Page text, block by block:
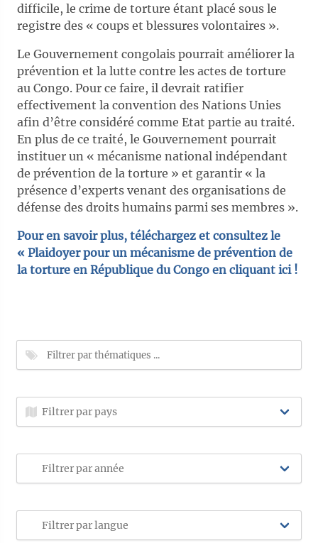
difficile, le crime de torture étant placé sous le
registre des « coups et blessures volontaires ».
Le Gouvernement congolais pourrait améliorer la
prévention et la lutte contre les actes de torture
au Congo. Pour ce faire, il devrait ratifier
effectivement la convention des Nations Unies
afin d’être considéré comme Etat partie au traité.
En plus de ce traité, le Gouvernement pourrait
instituer un « mécanisme national indépendant
de prévention de la torture » et garantir « la
présence d’experts venant des organisations de
défense des droits humains parmi ses membres ».
Pour en savoir plus, téléchargez et consultez le
« Plaidoyer pour un mécanisme de prévention de
la torture en République du Congo en cliquant ici !